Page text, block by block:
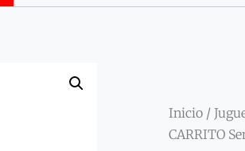
Inicio /
CARRITO